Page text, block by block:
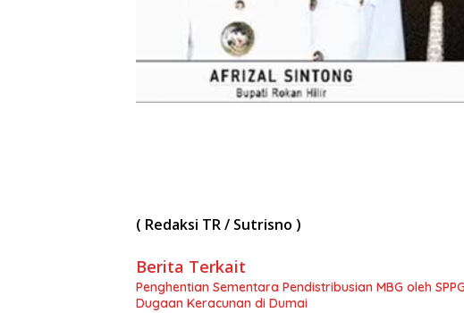
( Redaksi TR / Sutrisno )
Berita Terkait
Penghentian Sementara Pendistribusian MBG oleh
Dugaan Keracunan di Dumai